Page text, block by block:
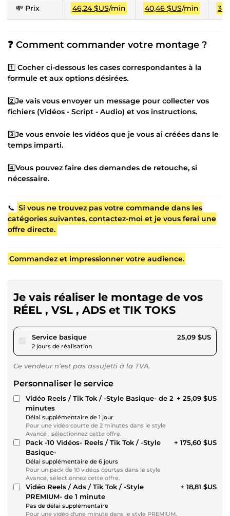
💸 Prix 46,24 $US/min 40,46 $US/min
❓ Comment commander votre montage ?
1️⃣ Cocher ci-dessous les cases correspondantes à la
formule et aux options désirées.
2️⃣Je vais vous envoyer un message pour collecter vos
fichiers (Vidéos - Script - Audio) et vos instructions.
3️⃣Je vous envoie les vidéos que je vous ai créées dans le
temps imparti.
4️⃣Vous pouvez faire des demandes de retouche, si
nécessaire.
📞 Si vous ne trouvez pas votre commande dans les
catégories suivantes, contactez-moi et je vous ferai une
offre directe.
Commandez et impressionner votre audience.
Je vais réaliser le montage de vos
RÉEL , VSL , ADS et TIK TOKS
Service basiquepour 23,12 $US
2 jours de réalisation
25,09 $US
Ce vendeur n’est pas assujetti à la TVA.
Personnaliser le service
Vidéo Reels / Tik Tok / -Style Basique- de 2
minutes
Délai supplémentaire de 1 jour
Pour une vidéo courte de 2 minutes dans le style
Avancé , sélectionnez cette offre.
+ 25,09 $US
Pack -10 Vidéos- Reels / Tik Tok / -Style
Basique-
Délai supplémentaire de 6 jours
Pour un pack de 10 vidéos courtes dans le style
Avancé, sélectionnez cette offre.
+ 175,60 $US
Vidéo Reels / Ads / Tik Tok / -Style
PREMIUM- de 1 minute
Pas de délai supplémentaire
Pour une vidéo d'une minute dans le style PREMIUM,
+ 18,81 $US